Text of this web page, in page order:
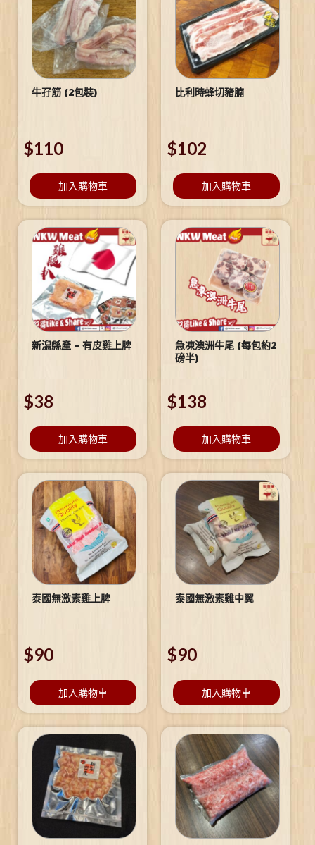
牛孖筋 (2包裝)
$110
加入購物車
比利時蜂切豬腩
$102
加入購物車
新潟縣產 – 有皮雞上脾
$38
加入購物車
急凍澳洲牛尾 (每包約2
磅半)
$138
加入購物車
泰國無激素雞上脾
$90
加入購物車
泰國無激素雞中翼
$90
加入購物車